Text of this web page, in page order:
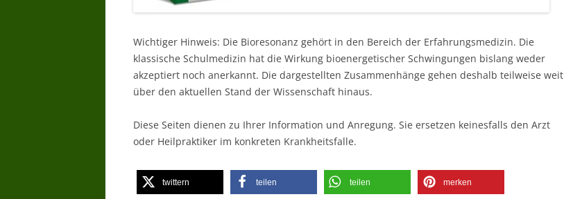
Wichtiger Hinweis: Die Bioresonanz gehört in den Bereich der Erfahrungsmedizin. Die
klassische Schulmedizin hat die Wirkung bioenergetischer Schwingungen bislang weder
akzeptiert noch anerkannt. Die dargestellten Zusammenhänge gehen deshalb teilweise weit
über den aktuellen Stand der Wissenschaft hinaus.
Diese Seiten dienen zu Ihrer Information und Anregung. Sie ersetzen keinesfalls den Arzt
oder Heilpraktiker im konkreten Krankheitsfalle.
twittern teilen teilen merken